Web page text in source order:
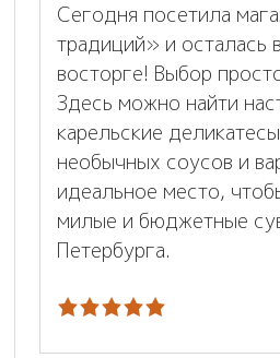
Сегодня посетила
традиций» и осталась
восторге! Выбор
Здесь можно найти
карельские
необычных соусов и
идеальное место,
милые и бюджетные
Петербурга.